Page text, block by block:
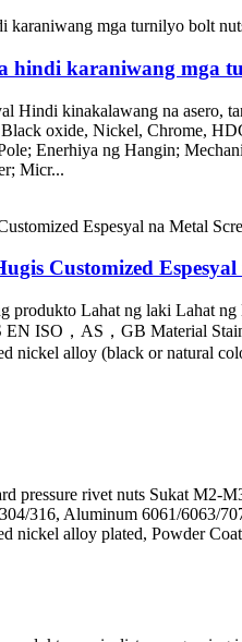
hindi karaniwang mga
Hindi kinakalawang na asero,
oxide, Nickel, Chrome,
Enerhiya ng Hangin;
Micr...
Customized
produkto Lahat ng laki Lahat
ISO，AS，GB Material
nickel alloy (black or natural
pressure rivet nuts Sukat M2-
316, Aluminum 6061/6063/
nickel alloy plated, Powder